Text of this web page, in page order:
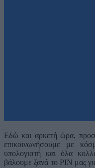
Εδώ και αρκετή ώρα,
επικοινωνήσουμε με
υπολογιστή και όλα
βάλουμε ξανά το PIN μας